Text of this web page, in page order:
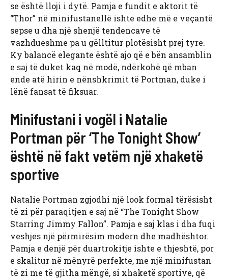
se është lloji i dytë. Pamja e fundit e aktorit të
“Thor” në minifustanellë ishte edhe më e veçantë
sepse u dha një shenjë tendencave të
vazhdueshme pa u gëlltitur plotësisht prej tyre.
Ky balancë elegante është ajo që e bën ansamblin
e saj të duket kaq në modë, ndërkohë që mban
ende atë hirin e nënshkrimit të Portman, duke i
lënë fansat të fiksuar.
Minifustani i vogël i Natalie
Portman për ‘The Tonight Show’
është në fakt vetëm një xhaketë
sportive
Natalie Portman zgjodhi një look formal tërësisht
të zi për paraqitjen e saj në “The Tonight Show
Starring Jimmy Fallon”. Pamja e saj klas i dha fuqi
veshjes një përmirësim modern dhe madhështor.
Pamja e denjë për duartrokitje ishte e thjeshtë, por
e skalitur në mënyrë perfekte, me një minifustan
të zi me të gjitha mëngë, si xhaketë sportive, që